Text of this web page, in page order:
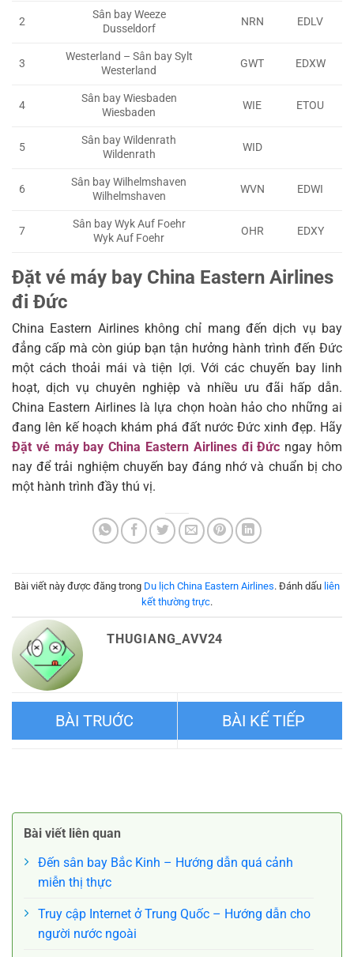
2
Sân bay Weeze
Dusseldorf
NRN EDLV
3
Westerland – Sân bay Sylt
Westerland
GWT EDXW
4
Sân bay Wiesbaden
Wiesbaden
WIE ETOU
5
Sân bay Wildenrath
Wildenrath
WID
6
Sân bay Wilhelmshaven
Wilhelmshaven
WVN EDWI
7
Sân bay Wyk Auf Foehr
Wyk Auf Foehr
OHR EDXY
Đặt vé máy bay China Eastern Airlines
đi Đức
China Eastern Airlines không chỉ mang đến dịch vụ bay
đẳng cấp mà còn giúp bạn tận hưởng hành trình đến Đức
một cách thoải mái và tiện lợi. Với các chuyến bay linh
hoạt, dịch vụ chuyên nghiệp và nhiều ưu đãi hấp dẫn.
China Eastern Airlines là lựa chọn hoàn hảo cho những ai
đang lên kế hoạch khám phá đất nước Đức xinh đẹp. Hãy
Đặt vé máy bay China Eastern Airlines đi Đức ngay hôm
nay để trải nghiệm chuyến bay đáng nhớ và chuẩn bị cho
một hành trình đầy thú vị.
Bài viết này được đăng trong Du lịch China Eastern Airlines. Đánh dấu liên
kết thường trực.
THUGIANG_AVV24
Bài viết liên quan
Đến sân bay Bắc Kinh – Hướng dẫn quá cảnh
miễn thị thực
Truy cập Internet ở Trung Quốc – Hướng dẫn cho
người nước ngoài